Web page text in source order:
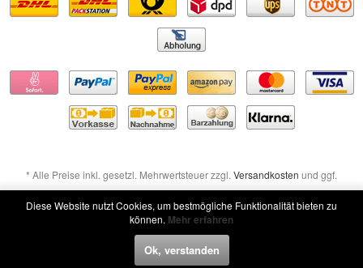
* Alle Preise inkl. gesetzl. Mehrwertsteuer zzgl. Versandkosten und ggf.
Nachnahmegebühren, wenn nicht anders beschrieben
Widerruf erklären
Diese Website nutzt Cookies, um bestmögliche Funktionalität bieten zu
können. Mehr erfahren
Ok, verstanden